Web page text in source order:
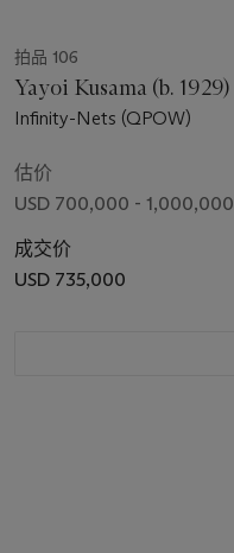
拍品 106
Yayoi Kusama (b. 1929)
Infinity-Nets (QPOW)
估价
USD 700,000 - 1,000,000
成交价
USD 735,000